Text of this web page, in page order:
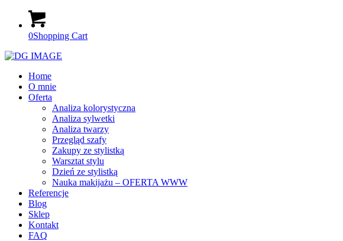
0Shopping Cart
Home
O mnie
Oferta
Analiza kolorystyczna
Analiza sylwetki
Analiza twarzy
Przegląd szafy
Zakupy ze stylistką
Warsztat stylu
Dzień ze stylistką
Nauka makijażu – OFERTA WWW
Referencje
Blog
Sklep
Kontakt
FAQ